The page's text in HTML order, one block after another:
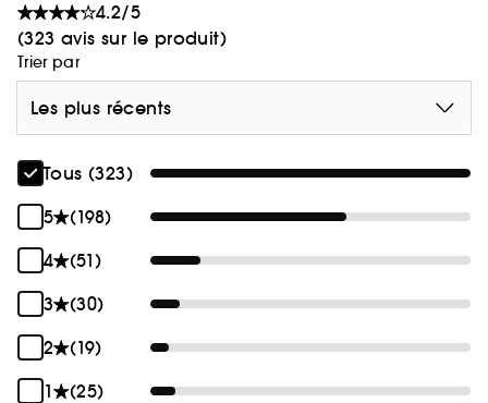
4.2/5
(323 avis sur le produit)
Trier par
Les plus récents
Tous (323)
5
(198)
4
(51)
3
(30)
2
(19)
1
(25)